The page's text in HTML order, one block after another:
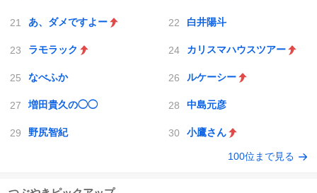
あ、ダメですよー 白井陽斗
ラモラック カリスマハウスツアー
なべふか ルケーシー
増田貴久の◯◯ 中島元彦
野尻智紀 小鷹さん
100位まで見る